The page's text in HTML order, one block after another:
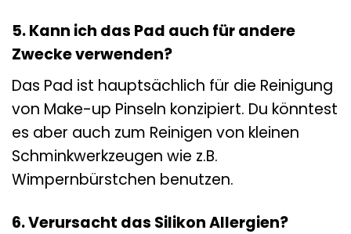
5. Kann ich das Pad auch für andere
Zwecke verwenden?
Das Pad ist hauptsächlich für die Reinigung
von Make-up Pinseln konzipiert. Du könntest
es aber auch zum Reinigen von kleinen
Schminkwerkzeugen wie z.B.
Wimpernbürstchen benutzen.
6. Verursacht das Silikon Allergien?